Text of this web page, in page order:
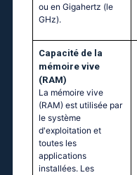
ou en Gigahertz (le
GHz).
Capacité de la
mémoire vive
(RAM)
La mémoire vive
(RAM) est utilisée par
le système
d'exploitation et
toutes les
applications
installées. Les